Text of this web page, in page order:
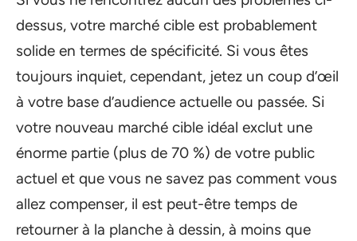
dessus, votre marché cible est probablement
solide en termes de spécificité. Si vous êtes
toujours inquiet, cependant, jetez un coup d’œil
à votre base d’audience actuelle ou passée. Si
votre nouveau marché cible idéal exclut une
énorme partie (plus de 70 %) de votre public
actuel et que vous ne savez pas comment vous
allez compenser, il est peut-être temps de
retourner à la planche à dessin, à moins que